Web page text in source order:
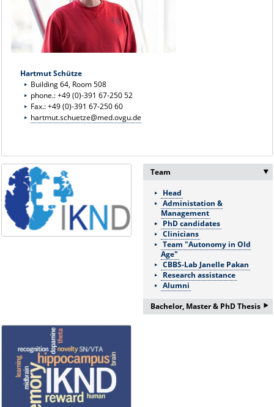
Hartmut Schütze
Building 64, Room 508
phone.: +49 (0)-391 67-250 52
Fax.: +49 (0)-391 67-250 60
hartmut.schuetze@med.ovgu.de
Team
Head
Administation &
Management
PhD candidates
Clinicians
Team "Autonomy in Old
Age"
CBBS-Lab Janelle Pakan
Research assistance
Alumni
Bachelor, Master & PhD Thesis ‣